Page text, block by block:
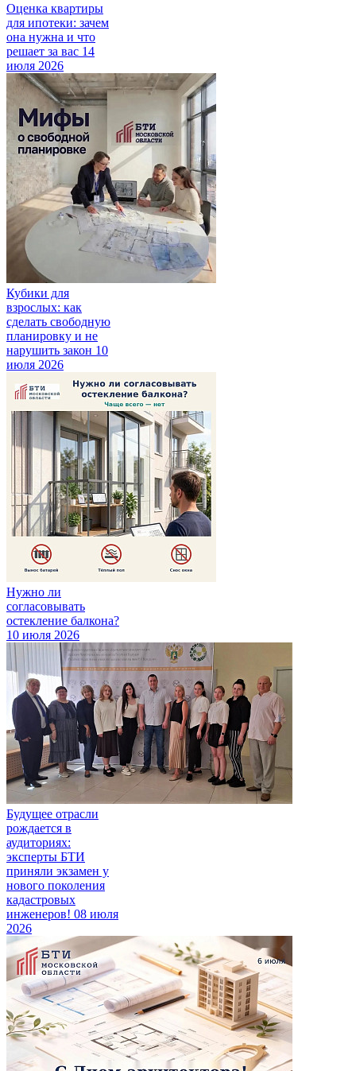
Оценка квартиры
для ипотеки: зачем
она нужна и что
решает за вас 14
июля 2026
Кубики для
взрослых: как
сделать свободную
планировку и не
нарушить закон 10
июля 2026
Нужно ли
согласовывать
остекление балкона?
10 июля 2026
Будущее отрасли
рождается в
аудиториях:
эксперты БТИ
приняли экзамен у
нового поколения
кадастровых
инженеров! 08 июля
2026